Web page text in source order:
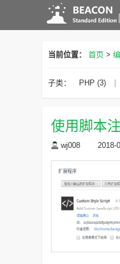
当前位置： 首页 >
子类： PHP (3)
使用脚本
wj008 2018-